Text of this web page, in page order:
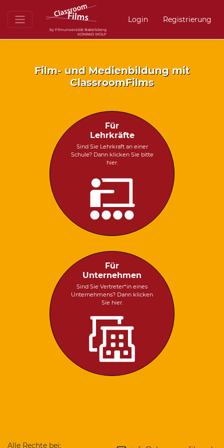
by Filmuniversität Babelsberg
KONRAD WOLF
Login Registrierung
Film- und Medienbildung mit
ClassroomFilms
Für
Lehrkräfte
Sind Sie Lehrkraft an einer
Schule? Dann klicken Sie bitte
hier.
Für
Unternehmen
Sind Sie Vertreter*in eines
Unternehmens? Dann klicken
Sie hier.
Alle Rechte bei: